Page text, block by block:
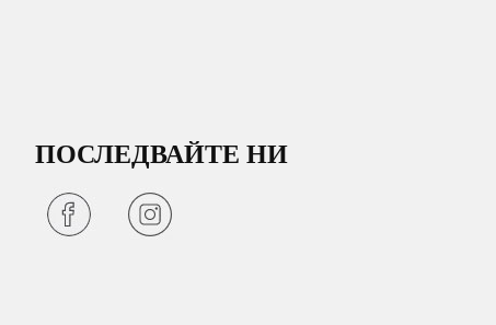
ПОСЛЕДВАЙТЕ НИ